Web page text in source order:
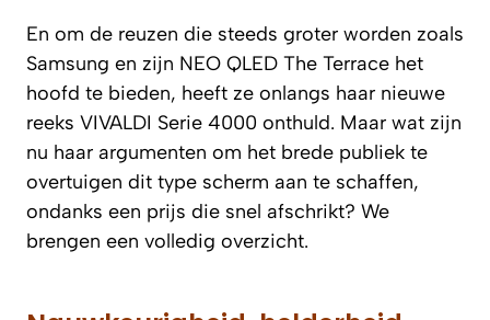
En om de reuzen die steeds groter worden zoals
Samsung en zijn NEO QLED The Terrace het
hoofd te bieden, heeft ze onlangs haar nieuwe
reeks VIVALDI Serie 4000 onthuld. Maar wat zijn
nu haar argumenten om het brede publiek te
overtuigen dit type scherm aan te schaffen,
ondanks een prijs die snel afschrikt? We
brengen een volledig overzicht.